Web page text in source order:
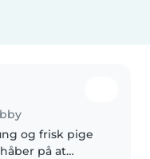
og frisk pige
på at